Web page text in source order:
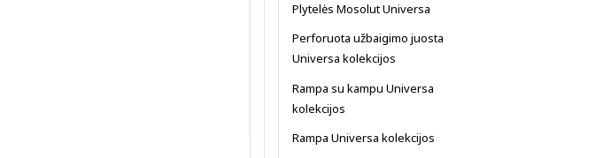
Plytelės Mosolut Universa
Perforuota užbaigimo juosta
Universa kolekcijos
Rampa su kampu Universa
kolekcijos
Rampa Universa kolekcijos